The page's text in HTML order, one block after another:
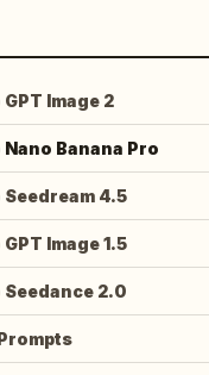
Image 2
Banana Pro
4.5
Image 1.5
2.0